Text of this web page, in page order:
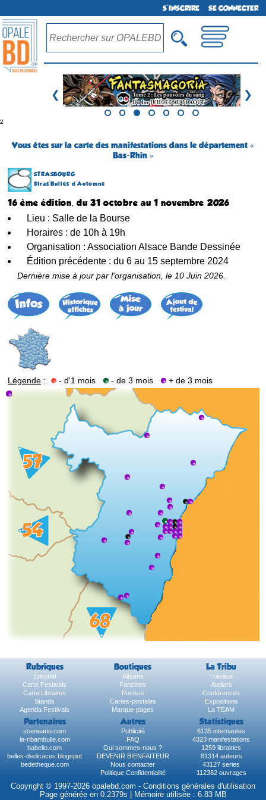
S'INSCRIRE SE CONNECTER
❮ ❯
²
Vous êtes sur la carte des manifestations dans le département «
Bas-Rhin »
STRASBOURG
Stras'Bulles d'Automne
16 ème édition, du 31 octobre au 1 novembre 2026
Lieu : Salle de la Bourse
Horaires : de 10h à 19h
Organisation : Association Alsace Bande Dessinée
Édition précédente : du 6 au 15 septembre 2024
Dernière mise à jour par l'organisation, le 10 Juin 2026.
Légende : - d'1 mois - de 3 mois + de 3 mois
Rubriques Boutiques La Tribu
Éditorial Albums
Travaux
Carte Festivals
Fanzines
Ateliers
Carte Libraires
Posters
Conférences
Stands
Cartes-postales
Expositions
Agenda Festivals
Marque-pages La TEAM
Partenaires Autres Statistiques
sceneario.com Publicité
6135 internautes
la-ribambulle.com
FAQ
4323 manifestations
babelio.com
Qui sommes-nous ?
1259 librairies
belles-dedicaces.blogspot
DEVENIR BIENFAITEUR
81314 auteurs
bedetheque.com
Nous contacter
43127 series
Politique Confidentialité
112382 ouvrages
Copyright © 1997-2026 opalebd.com - Conditions générales d'utilisation
Page générée en 0.2379s | Mémoire utilisée : 6.83 MB